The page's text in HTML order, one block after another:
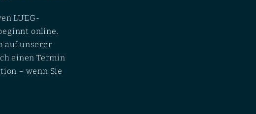
LUEG-
online.
auf unserer
einen Termin
– wenn Sie